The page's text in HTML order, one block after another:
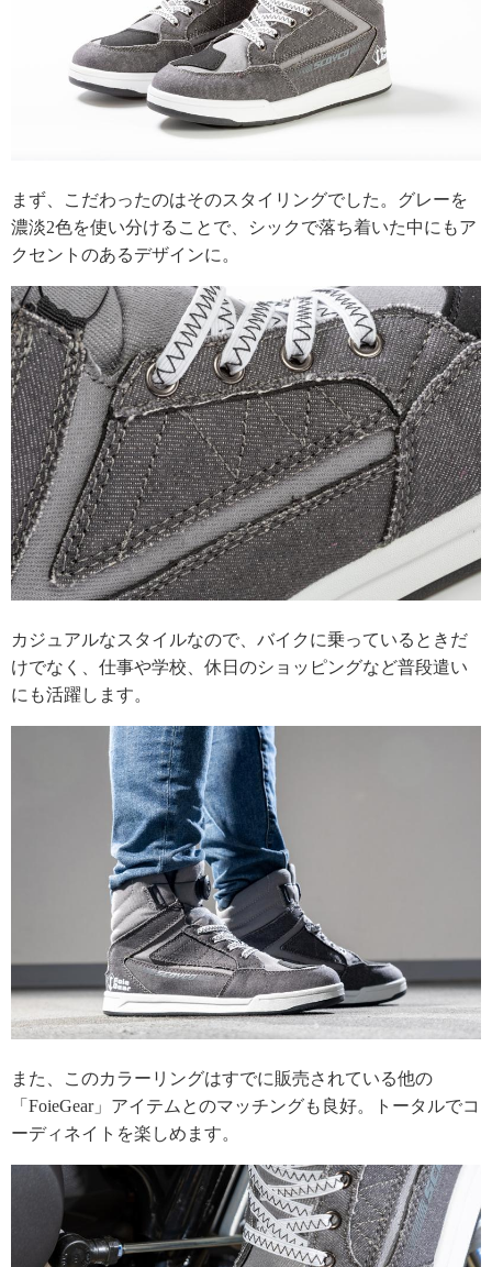
まず、こだわったのはそのスタイリングでした。グレーを
濃淡2色を使い分けることで、シックで落ち着いた中にもア
クセントのあるデザインに。
カジュアルなスタイルなので、バイクに乗っているときだ
けでなく、仕事や学校、休日のショッピングなど普段遣い
にも活躍します。
また、このカラーリングはすでに販売されている他の
「FoieGear」アイテムとのマッチングも良好。トータルでコ
ーディネイトを楽しめます。